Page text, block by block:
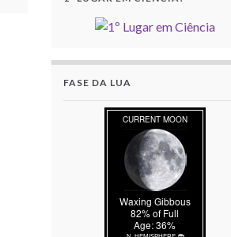
FASE DA LUA